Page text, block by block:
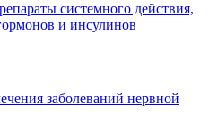
системного действия,
и инсулинов
заболеваний нервной